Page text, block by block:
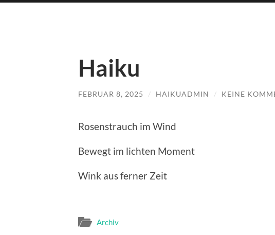
Haiku
FEBRUAR 8, 2025 / HAIKUADMIN / KEINE
Rosenstrauch im Wind
Bewegt im lichten Moment
Wink aus ferner Zeit
Archiv